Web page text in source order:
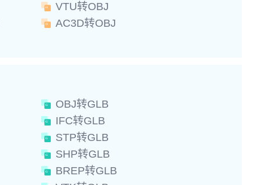
VTU转OBJ
AC3D转OBJ
OBJ转GLB
IFC转GLB
STP转GLB
SHP转GLB
BREP转GLB